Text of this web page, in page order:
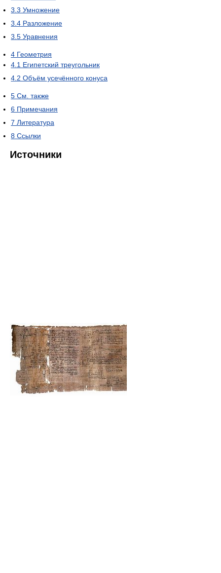
3.3 Умножение
3.4 Разложение
3.5 Уравнения
4 Геометрия
4.1 Египетский треугольник
4.2 Объём усечённого конуса
5 См. также
6 Примечания
7 Литература
8 Ссылки
Источники